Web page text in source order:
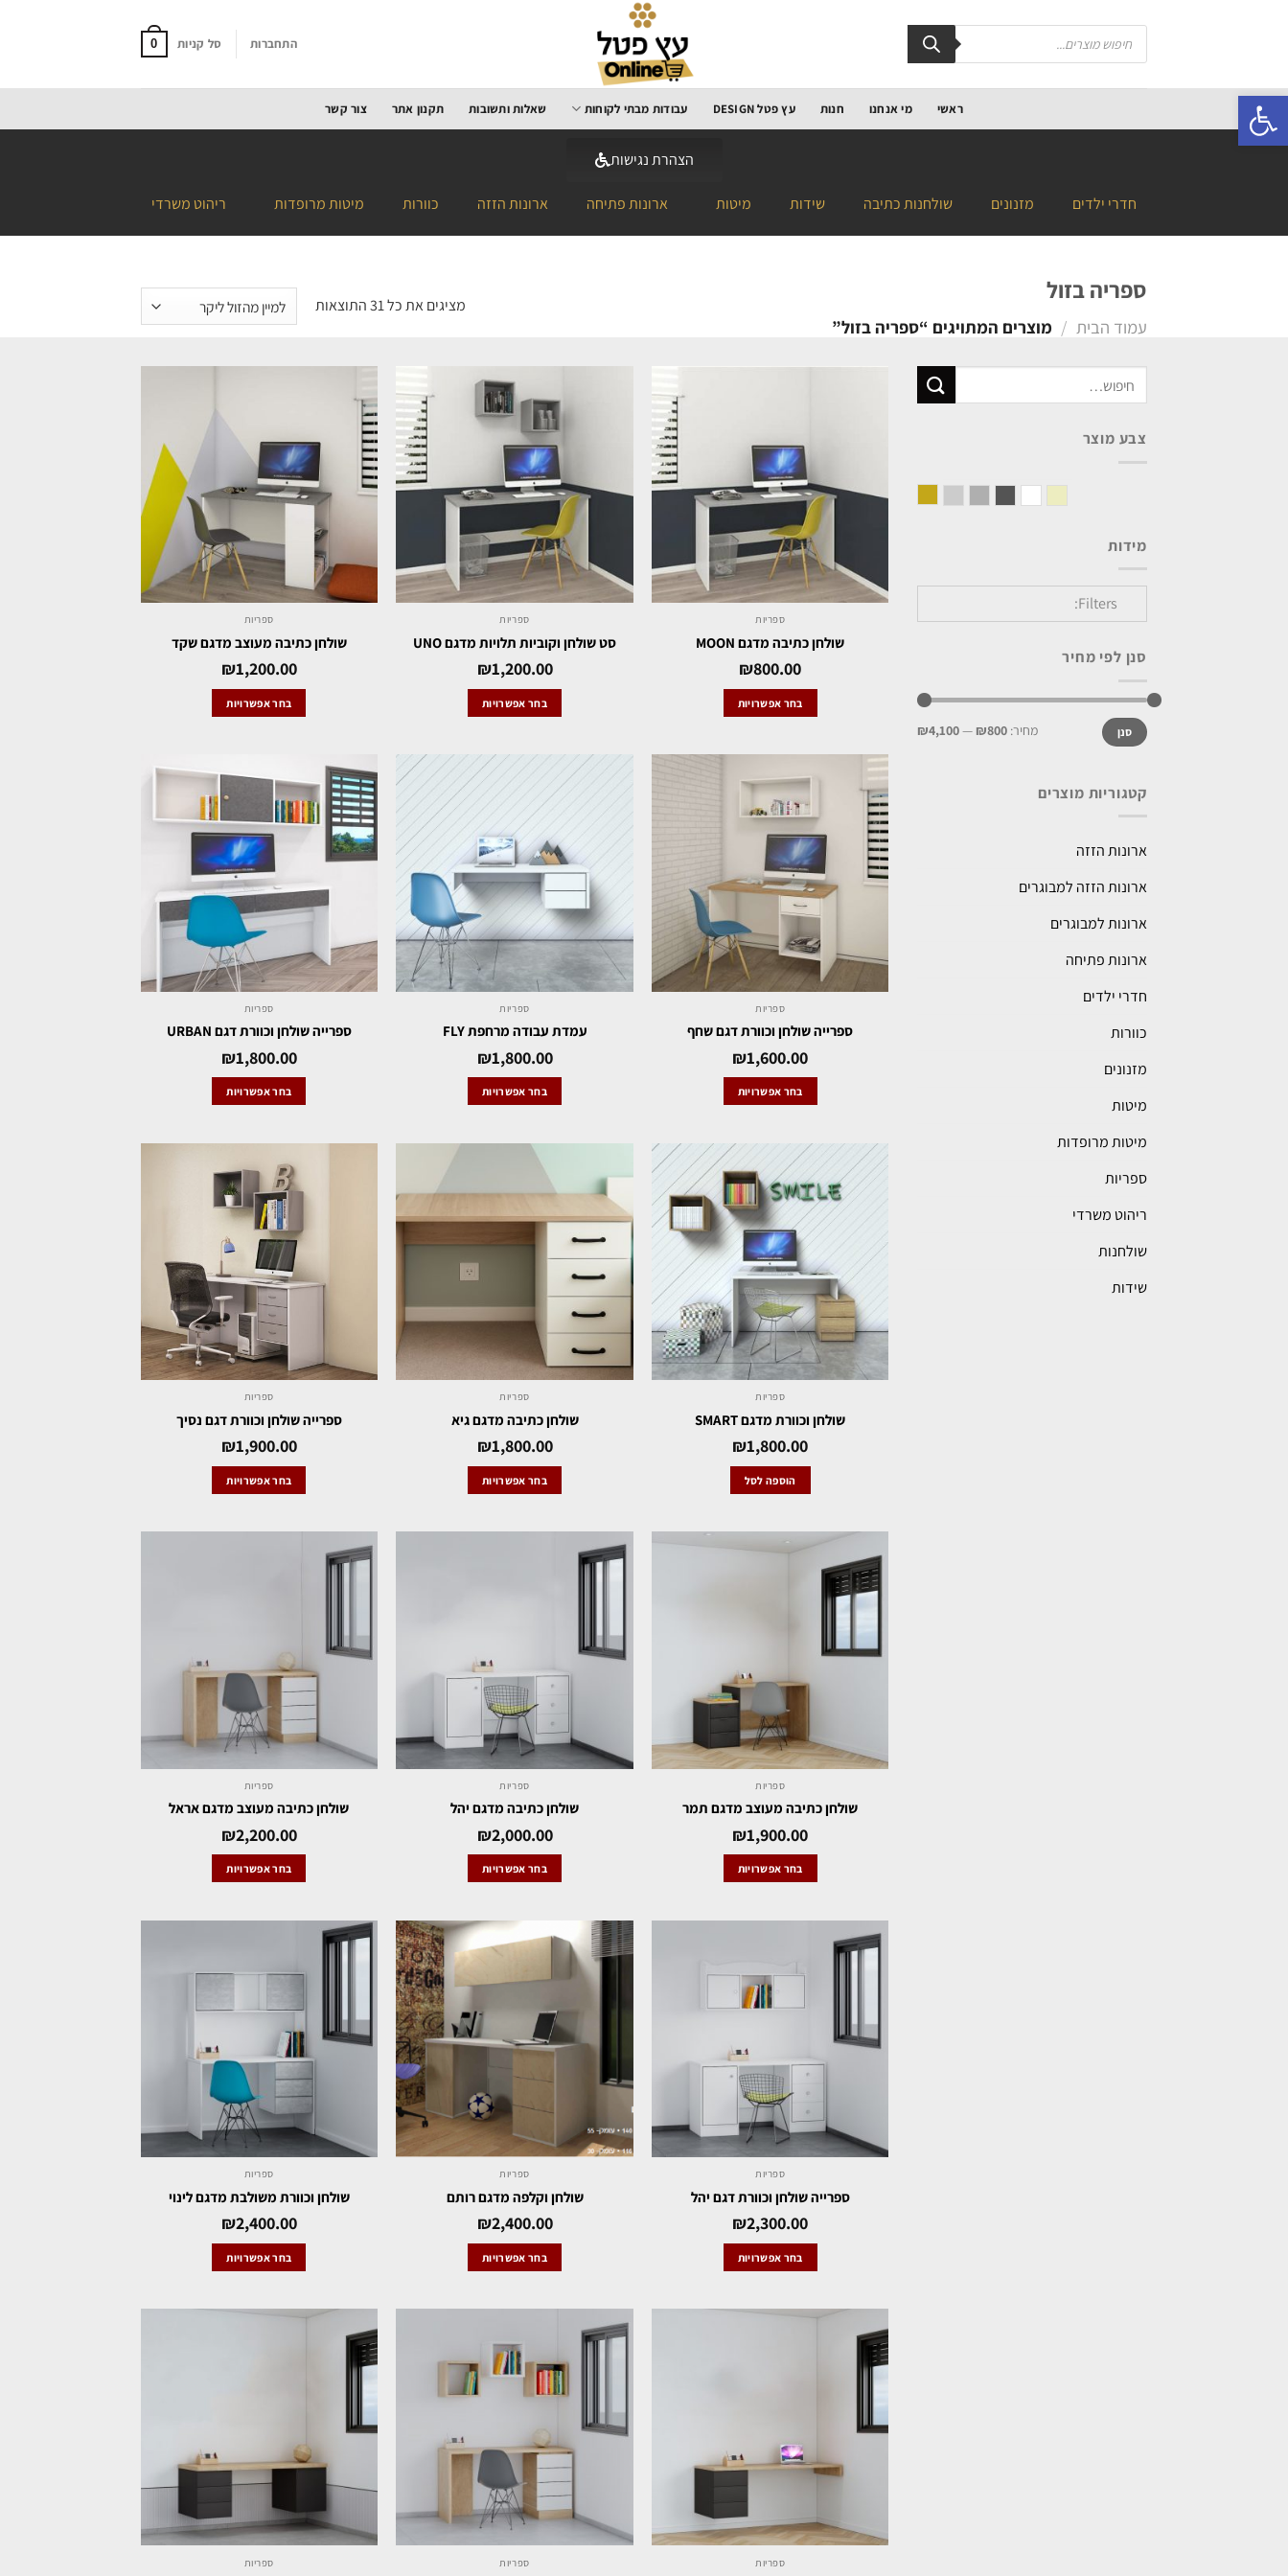
פתח סרגל נגישות
התחברות סל קניות 0
ראשי מי אנחנו חנות עץ פטל DESIGN עבודות מבתי לקוחות שאלות ותשובות תקנון אתר צור קשר
הצהרת נגישות
חדרי ילדים מזנונים שולחנות כתיבה שידות מיטות ארונות פתיחה ארונות הזזה כוורות מיטות מרופדות ריהוט משרדי
ספריה בזול
עמוד הבית / מוצרים המתויגים “ספריה בזול”
מציגים את כל ⁦31⁩ התוצאות
צבע מוצר
אלון מבוקעאפור בהיר
מידות
Filters:
סנן לפי מחיר
סנן מחיר: ₪800
—
₪4,100
קטגוריות מוצרים
ארונות הזזה
ארונות הזזה למבוגרים
ארונות למבוגרים
ארונות פתיחה
חדרי ילדים
כוורות
מזנונים
מיטות
מיטות מרופדות
ספריות
ריהוט משרדי
שולחנות
שידות
ספריות
שולחן כתיבה מדגם MOON
₪800.00
בחר אפשרויות
ספריות
סט שולחן וקוביות תלויות מדגם UNO
₪1,200.00
בחר אפשרויות
ספריות
שולחן כתיבה מעוצב מדגם שקד
₪1,200.00
בחר אפשרויות
ספריות
ספרייה שולחן וכוורת דגם שחף
₪1,600.00
בחר אפשרויות
ספריות
עמדת עבודה מרחפת FLY
₪1,800.00
בחר אפשרויות
ספריות
ספרייה שולחן וכוורת דגם URBAN
₪1,800.00
בחר אפשרויות
ספריות
שולחן וכוורת מדגם SMART
₪1,800.00
הוספה לסל
ספריות
שולחן כתיבה מדגם גיא
₪1,800.00
בחר אפשרויות
ספריות
ספרייה שולחן וכוורת דגם נסיך
₪1,900.00
בחר אפשרויות
ספריות
שולחן כתיבה מעוצב מדגם תמר
₪1,900.00
בחר אפשרויות
ספריות
שולחן כתיבה מדגם יהל
₪2,000.00
בחר אפשרויות
ספריות
שולחן כתיבה מעוצב מדגם אראל
₪2,200.00
בחר אפשרויות
ספריות
ספרייה שולחן וכוורת דגם יהל
₪2,300.00
בחר אפשרויות
ספריות
שולחן וקלפה מדגם רותם
₪2,400.00
בחר אפשרויות
ספריות
שולחן וכוורת משולבת מדגם לינוי
₪2,400.00
בחר אפשרויות
ספריות ספריות ספריות